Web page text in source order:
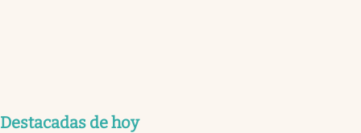
Destacadas de hoy